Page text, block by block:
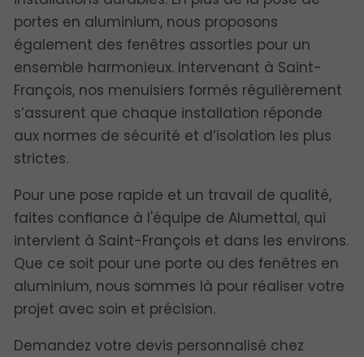
portes en aluminium, nous proposons
également des fenêtres assorties pour un
ensemble harmonieux. Intervenant à Saint-
François, nos menuisiers formés régulièrement
s’assurent que chaque installation réponde
aux normes de sécurité et d’isolation les plus
strictes.
Pour une pose rapide et un travail de qualité,
faites confiance à l'équipe de Alumettal, qui
intervient à Saint-François et dans les environs.
Que ce soit pour une porte ou des fenêtres en
aluminium, nous sommes là pour réaliser votre
projet avec soin et précision.
Demandez votre devis personnalisé chez